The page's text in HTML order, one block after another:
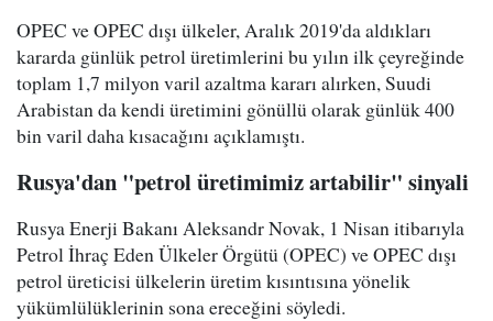
OPEC ve OPEC dışı ülkeler, Aralık 2019'da aldıkları
kararda günlük petrol üretimlerini bu yılın ilk çeyreğinde
toplam 1,7 milyon varil azaltma kararı alırken, Suudi
Arabistan da kendi üretimini gönüllü olarak günlük 400
bin varil daha kısacağını açıklamıştı.
Rusya'dan "petrol üretimimiz artabilir" sinyali
Rusya Enerji Bakanı Aleksandr Novak, 1 Nisan itibarıyla
Petrol İhraç Eden Ülkeler Örgütü (OPEC) ve OPEC dışı
petrol üreticisi ülkelerin üretim kısıntısına yönelik
yükümlülüklerinin sona ereceğini söyledi.